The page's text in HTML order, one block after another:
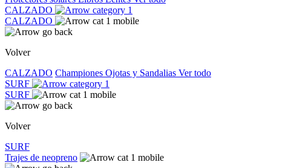
CALZADO
CALZADO
Volver
CALZADO Championes Ojotas y Sandalias Ver todo
SURF
SURF
Volver
SURF
Trajes de neopreno